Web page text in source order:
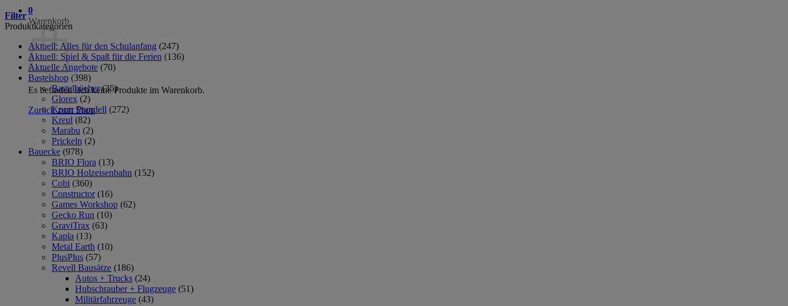
0
Warenkorb
Es befinden sich keine Produkte im Warenkorb.
Zurück zum Shop
Filter
Produktkategorien
Aktuell: Alles für den Schulanfang (247)
Aktuell: Spiel & Spaß für die Ferien (136)
Aktuelle Angebote (70)
Bastelshop (398)
Bastelbücher (35)
Glorex (2)
Knorr Prandell (272)
Kreul (82)
Marabu (2)
Prickeln (2)
Bauecke (978)
BRIO Flora (13)
BRIO Holzeisenbahn (152)
Cobi (360)
Constructor (16)
Games Workshop (62)
Gecko Run (10)
GraviTrax (63)
Kapla (13)
Metal Earth (10)
PlusPlus (57)
Revell Bausätze (186)
Autos + Trucks (24)
Hubschrauber + Flugzeuge (51)
Militärfahrzeuge (43)